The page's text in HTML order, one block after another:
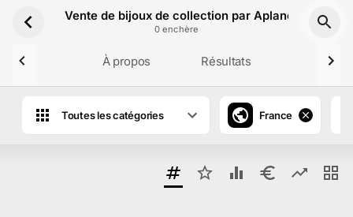
Vente de bijoux de collection par Aplanos - Hôtel
0 enchère
À propos Résultats
Toutes les catégories France